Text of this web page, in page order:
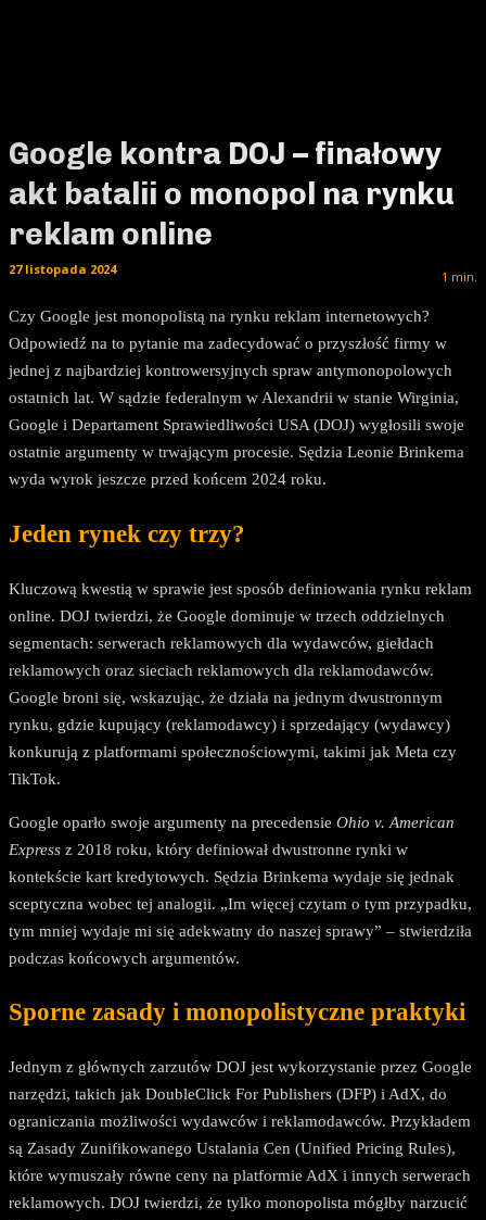
Google kontra DOJ – finałowy
akt batalii o monopol na rynku
reklam online
1 min.
27 listopada 2024
Czy Google jest monopolistą na rynku reklam internetowych?
Odpowiedź na to pytanie ma zadecydować o przyszłość firmy w
jednej z najbardziej kontrowersyjnych spraw antymonopolowych
ostatnich lat. W sądzie federalnym w Alexandrii w stanie Wirginia,
Google i Departament Sprawiedliwości USA (DOJ) wygłosili swoje
ostatnie argumenty w trwającym procesie. Sędzia Leonie Brinkema
wyda wyrok jeszcze przed końcem 2024 roku.
Jeden rynek czy trzy?
Kluczową kwestią w sprawie jest sposób definiowania rynku reklam
online. DOJ twierdzi, że Google dominuje w trzech oddzielnych
segmentach: serwerach reklamowych dla wydawców, giełdach
reklamowych oraz sieciach reklamowych dla reklamodawców.
Google broni się, wskazując, że działa na jednym dwustronnym
rynku, gdzie kupujący (reklamodawcy) i sprzedający (wydawcy)
konkurują z platformami społecznościowymi, takimi jak Meta czy
TikTok.
Google oparło swoje argumenty na precedensie Ohio v. American
Express z 2018 roku, który definiował dwustronne rynki w
kontekście kart kredytowych. Sędzia Brinkema wydaje się jednak
sceptyczna wobec tej analogii. „Im więcej czytam o tym przypadku,
tym mniej wydaje mi się adekwatny do naszej sprawy” – stwierdziła
podczas końcowych argumentów.
Sporne zasady i monopolistyczne praktyki
Jednym z głównych zarzutów DOJ jest wykorzystanie przez Google
narzędzi, takich jak DoubleClick For Publishers (DFP) i AdX, do
ograniczania możliwości wydawców i reklamodawców. Przykładem
są Zasady Zunifikowanego Ustalania Cen (Unified Pricing Rules),
które wymuszały równe ceny na platformie AdX i innych serwerach
reklamowych. DOJ twierdzi, że tylko monopolista mógłby narzucić